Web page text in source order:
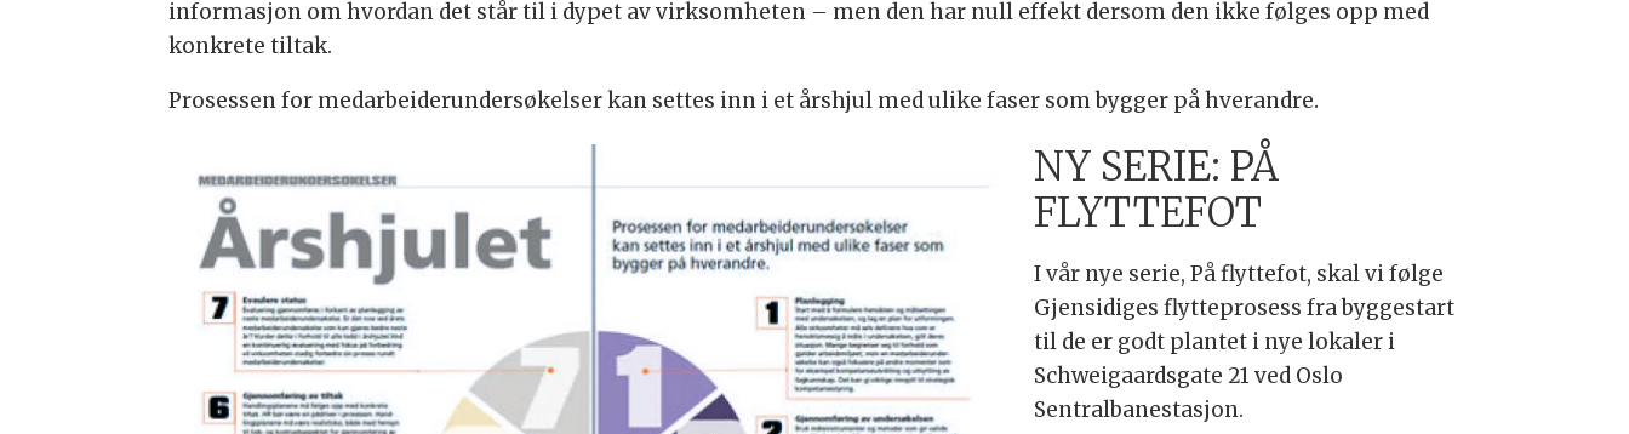
informasjon om hvordan det står til i dypet av virksomheten – men den har null effekt dersom den ikke følges opp med
konkrete tiltak.
Prosessen for medarbeiderundersøkelser kan settes inn i et årshjul med ulike faser som bygger på hverandre.
NY SERIE: PÅ
FLYTTEFOT
I vår nye serie, På flyttefot, skal vi følge
Gjensidiges flytteprosess fra byggestart
til de er godt plantet i nye lokaler i
Schweigaardsgate 21 ved Oslo
Sentralbanestasjon.